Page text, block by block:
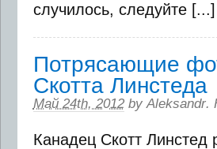
случилось, следуйте [...]
Потрясающие
Скотта Линстеда
Май 24th, 2012 byAleksandr.
Канадец Скотт